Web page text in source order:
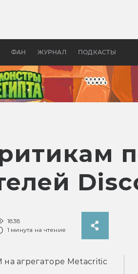
ФАН ЖУРНАЛ ПОДКАСТЫ
бы «Властелина колец»
1838
1 минута на чтение
агрегаторе Metacritic